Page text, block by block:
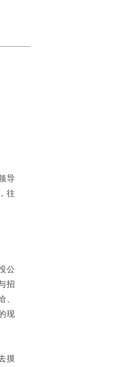
导
往
公
招
、
现
摸